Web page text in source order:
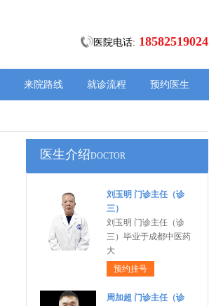
医院电话: 18582519024
来院路线 就诊流程 预约医生
医生介绍DOCTOR
刘玉明 门诊主任（诊
三）
刘玉明 门诊主任（诊
三）毕业于成都中医药
大
预约挂号
周加超 门诊主任（诊